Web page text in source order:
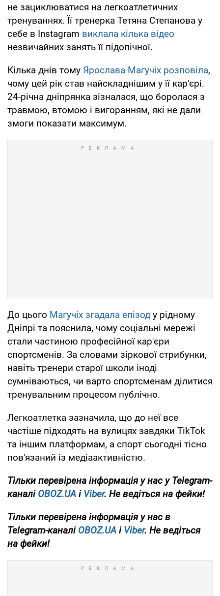
не зациклюватися на легкоатлетичних
тренуваннях. Її тренерка Тетяна Степанова у
себе в Instagram виклала кілька відео
незвичайних занять її підопічної.
Кілька днів тому Ярослава Магучіх розповіла,
чому цей рік став найскладнішим у її кар'єрі.
24-річна дніпрянка зізналася, що боролася з
травмою, втомою і вигоранням, які не дали
змоги показати максимум.
До цього Магучіх згадала епізод у рідному
Дніпрі та пояснила, чому соціальні мережі
стали частиною професійної кар'єри
спортсменів. За словами зіркової стрибунки,
навіть тренери старої школи іноді
сумніваються, чи варто спортсменам ділитися
тренувальним процесом публічно.
Легкоатлетка зазначила, що до неї все
частіше підходять на вулицях завдяки TikTok
та іншим платформам, а спорт сьогодні тісно
пов'язаний із медіаактивністю.
Тільки перевірена інформація у нас у Telegram-
каналі OBOZ.UA і Viber. Не ведіться на фейки!
Тільки перевірена інформація у нас в
Telegram-каналі OBOZ.UA і Viber. Не ведіться
на фейки!